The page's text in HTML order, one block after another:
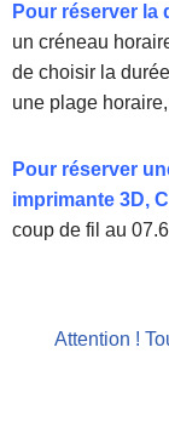
Pour réserver la
un créneau
de choisir la
une plage
Pour réserver
imprimante 3D,
coup de fil au
Attention !